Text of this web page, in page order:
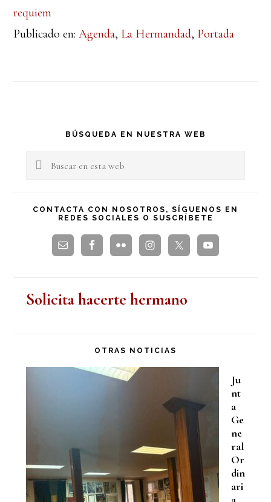
requiem
Publicado en:Agenda, La Hermandad, Portada
Barra
lateral
BÚSQUEDA EN NUESTRA WEB
Buscar
esta
CONTACTA CON NOSOTROS, SÍGUENOS EN
REDES SOCIALES O SUSCRÍBETE
Solicita hacerte hermano
OTRAS NOTICIAS
Ju
nt
a
Ge
ne
ral
Or
din
ari